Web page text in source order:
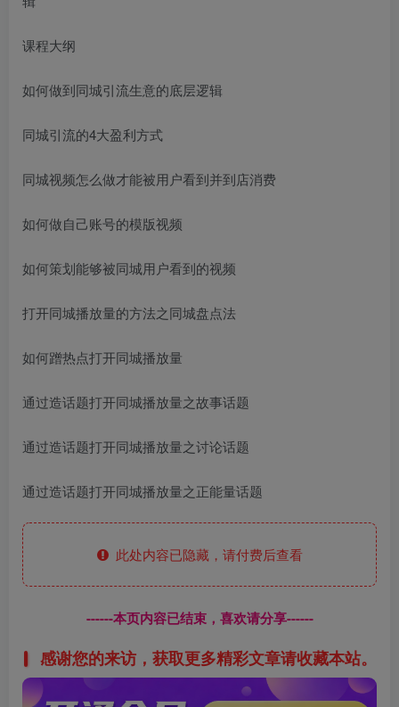
课程大纲
如何做到同城引流生意的底层逻辑
同城引流的4大盈利方式
同城视频怎么做才能被用户看到并到店消费
如何做自己账号的模版视频
如何策划能够被同城用户看到的视频
打开同城播放量的方法之同城盘点法
如何蹭热点打开同城播放量
通过造话题打开同城播放量之故事话题
通过造话题打开同城播放量之讨论话题
通过造话题打开同城播放量之正能量话题
此处内容已隐藏，请付费后查看
------本页内容已结束，喜欢请分享------
感谢您的来访，获取更多精彩文章请收藏本站。